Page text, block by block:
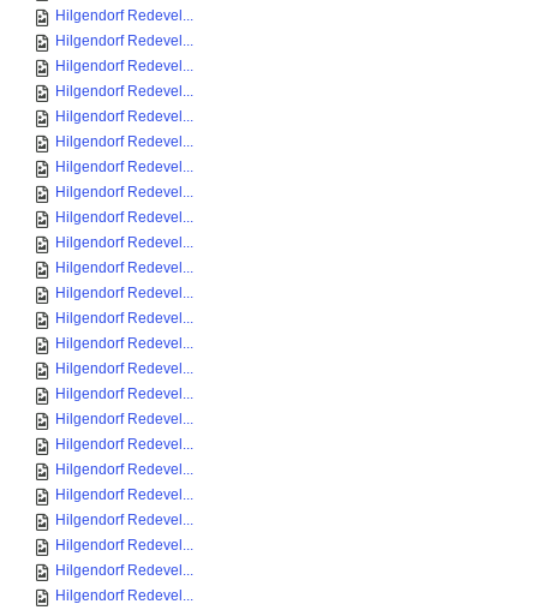
Hilgendorf Redevel...
Hilgendorf Redevel...
Hilgendorf Redevel...
Hilgendorf Redevel...
Hilgendorf Redevel...
Hilgendorf Redevel...
Hilgendorf Redevel...
Hilgendorf Redevel...
Hilgendorf Redevel...
Hilgendorf Redevel...
Hilgendorf Redevel...
Hilgendorf Redevel...
Hilgendorf Redevel...
Hilgendorf Redevel...
Hilgendorf Redevel...
Hilgendorf Redevel...
Hilgendorf Redevel...
Hilgendorf Redevel...
Hilgendorf Redevel...
Hilgendorf Redevel...
Hilgendorf Redevel...
Hilgendorf Redevel...
Hilgendorf Redevel...
Hilgendorf Redevel...